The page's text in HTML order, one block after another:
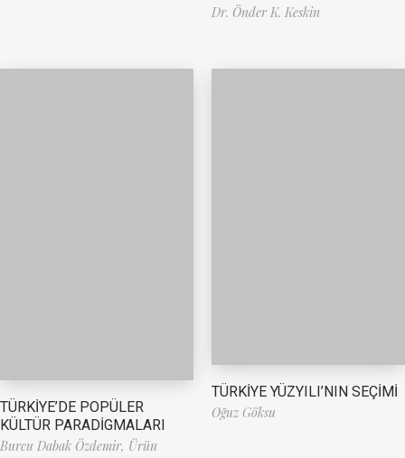
Dr. Önder K. Keskin
TÜRKİYE’DE POPÜLER
KÜLTÜR PARADİGMALARI
Burcu Dabak Özdemir, Ürün
TÜRKİYE YÜZYILI’NIN SEÇİMİ
Oğuz Göksu